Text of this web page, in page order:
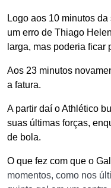
Logo aos 10 minutos
um erro de Thiago
larga, mas poderia ficar
Aos 23 minutos
a fatura.
A partir daí o Athlético
suas últimas forças,
de bola.
O que fez com que o
momentos, como nos